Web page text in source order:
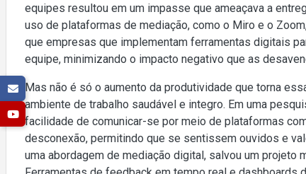
equipes resultou em um impasse que ameaçava a
uso de plataformas de mediação, como o Miro e o
que empresas que implementam ferramentas digitais
equipe, minimizando o impacto negativo que as
Mas não é só o aumento da produtividade que torna
ambiente de trabalho saudável e integro. Em uma
facilidade de comunicar-se por meio de plataformas
desconexão, permitindo que se sentissem ouvidos e
uma abordagem de mediação digital, salvou um